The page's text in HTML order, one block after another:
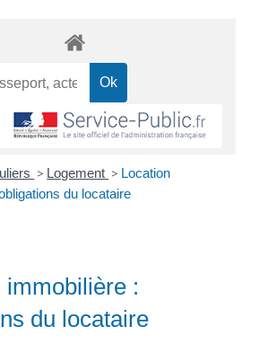
> Logement > Location
du locataire
immobilière :
du locataire